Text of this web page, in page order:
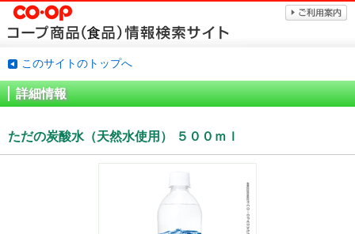
このサイトのトップへ
詳細情報
ただの炭酸水（天然水使用） ５００ｍｌ